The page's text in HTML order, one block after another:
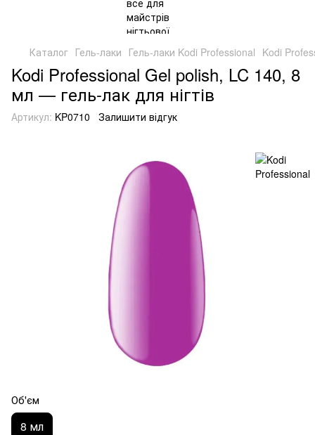
Каталог Гель-лаки Гель-лаки Kodi Professional Kodi
Kodi Professional Gel polish, LC 140, 8
мл — гель-лак для нігтів
Артикул: KP0710 Залишити відгук
Об'єм
8 мл